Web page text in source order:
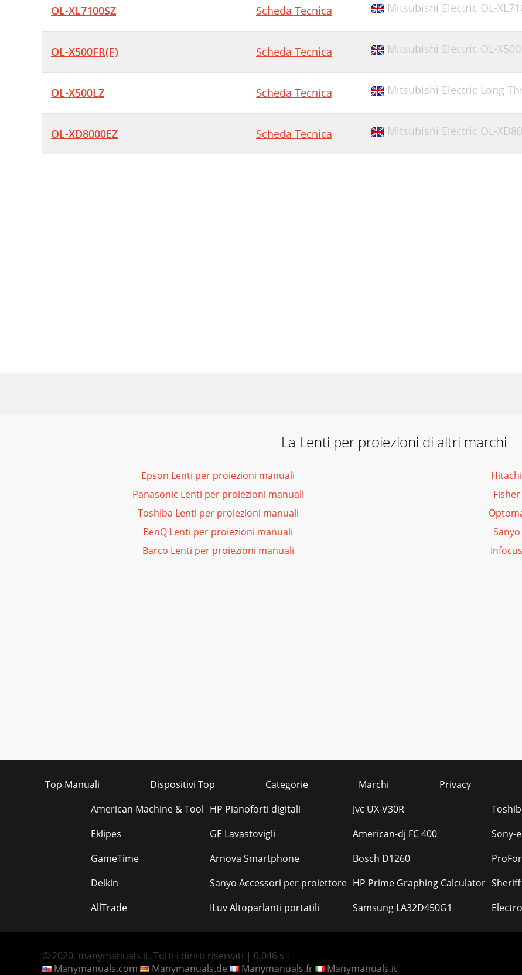
OL-XL7100SZ Scheda Tecnica Mitsubishi Electric OL-
OL-X500FR(F) Scheda Tecnica Mitsubishi Electric OL-
OL-X500LZ Scheda Tecnica Mitsubishi Electric Long
OL-XD8000EZ Scheda Tecnica Mitsubishi Electric OL-
La Lenti per proiezioni di altri marchi
Epson Lenti per proiezioni manuali
Panasonic Lenti per proiezioni manuali
Toshiba Lenti per proiezioni manuali
BenQ Lenti per proiezioni manuali
Barco Lenti per proiezioni manuali
Top Manuali Dispositivi Top Categorie Marchi Privacy
American Machine & Tool
Eklipes
GameTime
Delkin
AllTrade
HP Pianoforti digitali
GE Lavastovigli
Arnova Smartphone
Sanyo Accessori per proiettore
ILuv Altoparlanti portatili
Jvc UX-V30R
American-dj FC 400
Bosch D1260
HP Prime Graphing Calculator
Samsung LA32D450G1
Sony-
© 2020, manymanuals.it. Tutti i diritti riservati | 0.046 s |
Manymanuals.com
Manymanuals.de Manymanuals.fr Manymanuals.it